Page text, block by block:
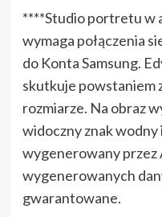
****Studio portretu w
wymaga połączenia
do Konta Samsung.
skutkuje powstaniem
rozmiarze. Na obraz
widoczny znak wodny
wygenerowany przez
wygenerowanych
gwarantowane.